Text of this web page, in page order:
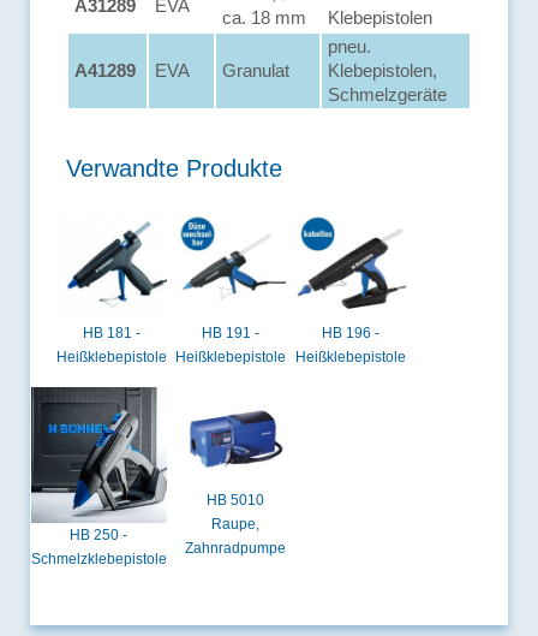
A31289 EVA
ca. 18 mm
Klebepistolen
A41289 EVA Granulat
pneu.
Klebepistolen,
Schmelzgeräte
Verwandte Produkte
HB 181 -
Heißklebepistole
HB 191 -
Heißklebepistole
HB 196 -
Heißklebepistole
HB 250 -
Schmelzklebepistole
HB 5010
Raupe,
Zahnradpumpe